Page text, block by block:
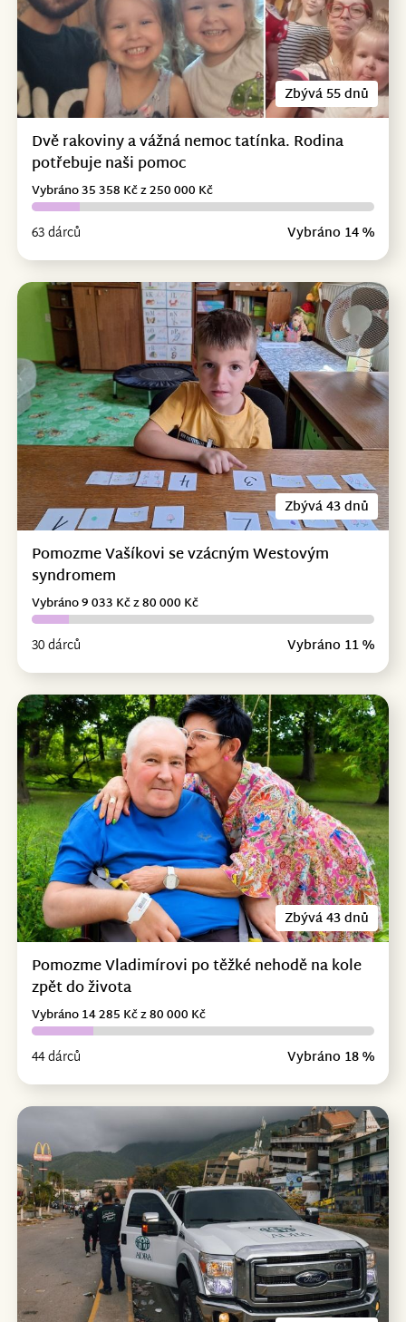
Zbývá 55 dnů
Dvě rakoviny a vážná nemoc tatínka. Rodina
potřebuje naši pomoc
63 dárců Vybráno 14 %
Vybráno 35 358 Kč z 250 000 Kč
Zbývá 43 dnů
Pomozme Vašíkovi se vzácným Westovým
syndromem
30 dárců Vybráno 11 %
Vybráno 9 033 Kč z 80 000 Kč
Zbývá 43 dnů
Pomozme Vladimírovi po těžké nehodě na kole
zpět do života
44 dárců Vybráno 18 %
Vybráno 14 285 Kč z 80 000 Kč